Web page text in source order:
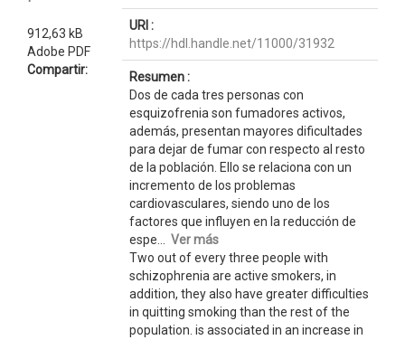
912,63 kB
Adobe PDF
Compartir:
URI :
https://hdl.handle.net/11000/31932
Resumen :
Dos de cada tres personas con
esquizofrenia son fumadores activos,
además, presentan mayores dificultades
para dejar de fumar con respecto al resto
de la población. Ello se relaciona con un
incremento de los problemas
cardiovasculares, siendo uno de los
factores que influyen en la reducción de
espe... Ver más
Two out of every three people with
schizophrenia are active smokers, in
addition, they also have greater difficulties
in quitting smoking than the rest of the
population. is associated in an increase in